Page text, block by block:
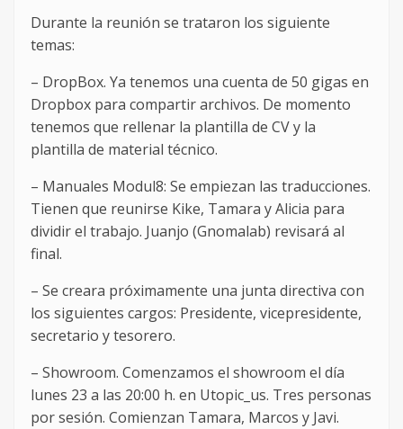
Durante la reunión se trataron los siguiente
temas:
– DropBox. Ya tenemos una cuenta de 50 gigas en
Dropbox para compartir archivos. De momento
tenemos que rellenar la plantilla de CV y la
plantilla de material técnico.
– Manuales Modul8: Se empiezan las traducciones.
Tienen que reunirse Kike, Tamara y Alicia para
dividir el trabajo. Juanjo (Gnomalab) revisará al
final.
– Se creara próximamente una junta directiva con
los siguientes cargos: Presidente, vicepresidente,
secretario y tesorero.
– Showroom. Comenzamos el showroom el día
lunes 23 a las 20:00 h. en Utopic_us. Tres personas
por sesión. Comienzan Tamara, Marcos y Javi.